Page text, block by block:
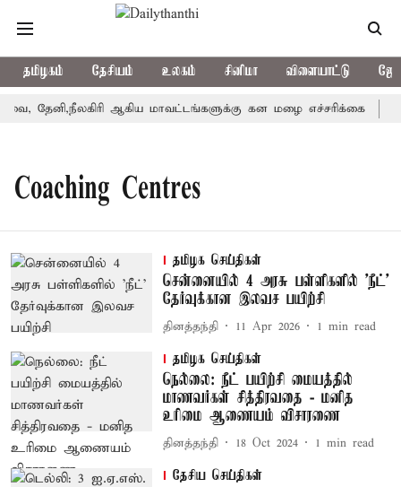
தமிழகம் தேசியம் உலகம் சினிமா விளையாட்டு
தேனி,நீலகிரி ஆகிய மாவட்டங்களுக்கு கன மழை எச்சரிக்கை
Coaching Centres
தமிழக செய்திகள்
சென்னையில் 4 அரசு பள்ளிகளில் 'நீட்'
தேர்வுக்கான இலவச பயிற்சி
தினத்தந்தி 11 Apr 2026 1 min read
தமிழக செய்திகள்
நெல்லை: நீட் பயிற்சி மையத்தில்
மாணவர்கள் சித்திரவதை - மனித
உரிமை ஆணையம் விசாரணை
தினத்தந்தி 18 Oct 2024 1 min read
தேசிய செய்திகள்